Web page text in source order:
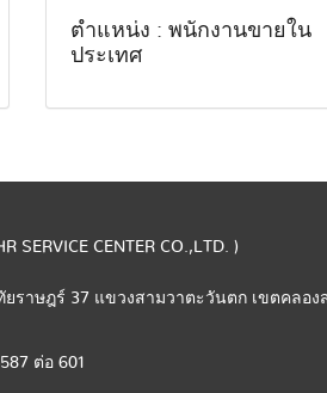
ตำแหน่ง : พนักงานขายใน
ประเทศ
CENTER CO.,LTD. )
าษฎร์ 37 แขวงสามวาตะวันตก เขตคลอง
ต่อ 601